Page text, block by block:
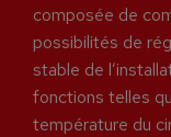
composée de
possibilités de
stable de
fonctions telles
température du